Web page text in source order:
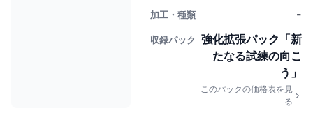
加工・種類 -
収録パック
強化拡張パック「新
たなる試練の向こ
う」
このパックの価格表を見
る